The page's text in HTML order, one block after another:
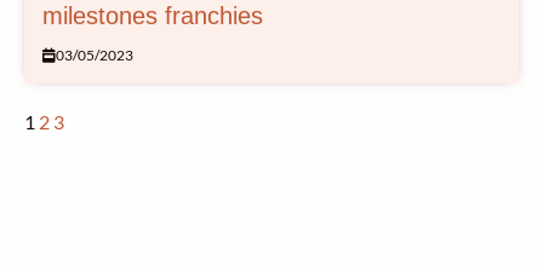
milestones franchies
03/05/2023
1 2 3